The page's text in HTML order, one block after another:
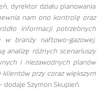
dyrektor działu planowania
nam ono kontrolę oraz
informacji potrzebnych
branży naftowo-gazowej.
analizę różnych scenariuszy
i niezawodnych planów
przy coraz większym
dodaje Szymon Skupień.